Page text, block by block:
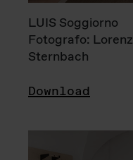
LUIS Soggiorno
Fotografo: Lorenz
Sternbach
Download